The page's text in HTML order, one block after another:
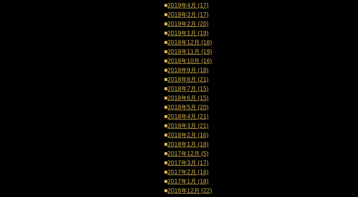
■2019年4月 (17)
■2019年3月 (17)
■2019年2月 (20)
■2019年1月 (19)
■2018年12月 (18)
■2018年11月 (19)
■2018年10月 (16)
■2018年9月 (18)
■2018年8月 (21)
■2018年7月 (15)
■2018年6月 (15)
■2018年5月 (20)
■2018年4月 (21)
■2018年3月 (21)
■2018年2月 (16)
■2018年1月 (18)
■2017年12月 (5)
■2017年3月 (17)
■2017年2月 (16)
■2017年1月 (18)
■2016年12月 (22)